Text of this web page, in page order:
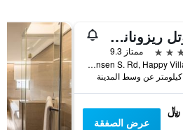
هوتل ريزونانس تايبي، تابيستري كوليكشن باي هيلتون
ممتاز 9.3
No. 7 Linsen S. Rd, Happy Village, مدينة تايبيه, تايوان
عرض الصفقة